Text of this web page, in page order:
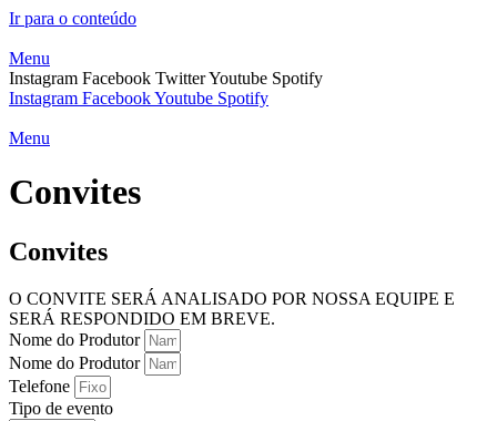
Ir para o conteúdo
Menu
Instagram Facebook TwitterYoutube Spotify
Instagram FacebookYoutube Spotify
Menu
Convites
Convites
O CONVITE SERÁ ANALISADO POR NOSSA EQUIPE E
SERÁ RESPONDIDO EM BREVE.
Nome do Produtor
Nome do Produtor
Telefone
Tipo de evento